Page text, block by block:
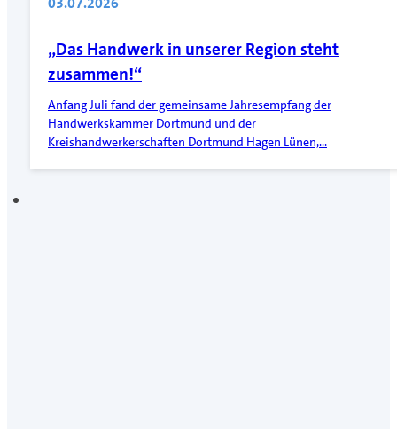
„Das Handwerk in unserer Region steht
zusammen!“
Anfang Juli fand der gemeinsame Jahresempfang der
Handwerkskammer Dortmund und der
Kreishandwerkerschaften Dortmund Hagen Lünen,…